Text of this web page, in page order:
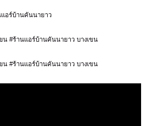
อร์บ้านคันนายาว
น #ร้านแอร์บ้านคันนายาว บางเขน
น #ร้านแอร์บ้านคันนายาว บางเขน